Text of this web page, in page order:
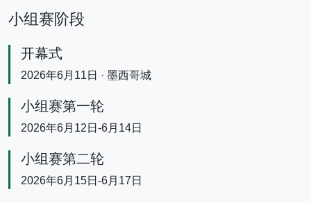
小组赛阶段
开幕式
2026年6月11日 · 墨西哥城
小组赛第一轮
2026年6月12日-6月14日
小组赛第二轮
2026年6月15日-6月17日